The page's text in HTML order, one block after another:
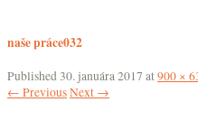
naše práce032
Published30. januára 2017 at900 ×
← PreviousNext →